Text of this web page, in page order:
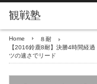
Home
８耐
【2016鈴鹿8耐】決勝4時間経
ツの速さでリード